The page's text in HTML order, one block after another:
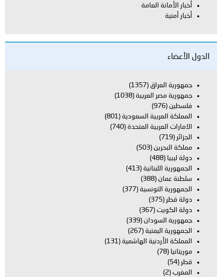
أخبار الأمانة العامة
أخبار أمنية
الدول الأعضاء
جمهورية العراق (1357)
جمهورية مصر العربية (1038)
فلسطين (976)
المملكة العربية السعودية (801)
الامارات العربية المتحدة (740)
الجزائر (719)
مملكة البحرين (503)
دولة ليبيا (488)
الجمهورية اللبنانية (413)
سلطنة عمان (388)
الجمهورية التونسية (377)
دولة قطر (375)
دولة الكويت (367)
جمهورية السودان (339)
الجمهورية اليمنية (267)
المملكة الأردنية الهاشمية (131)
موريتانيا (78)
قطر (54)
المغرب (2)